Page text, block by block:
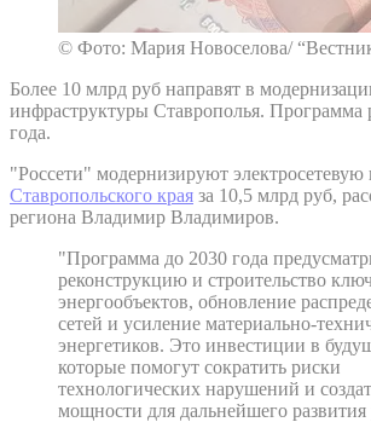
© Фото: Мария Новоселова/
Более 10 млрд руб направят в
инфраструктуры Ставрополья. Программа
года.
"Россети" модернизируют электросетевую
Ставропольского края за 10,5 млрд руб,
региона Владимир Владимиров.
"Программа до 2030 года
реконструкцию и строительство
энергообъектов, обновление
сетей и усиление материально-
энергетиков. Это инвестиции в
которые помогут сократить риски
технологических нарушений и
мощности для дальнейшего развития